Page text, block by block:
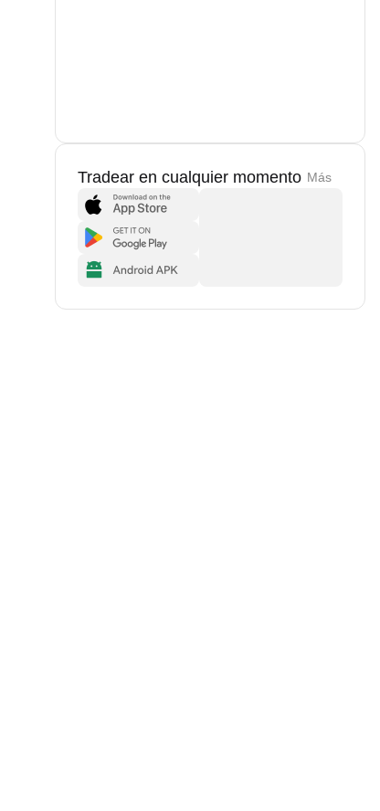
Tradear en cualquier momento Más